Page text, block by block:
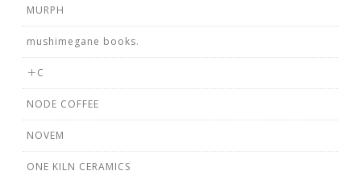
MURPH
mushimegane books.
＋C
NODE COFFEE
NOVEM
ONE KILN CERAMICS